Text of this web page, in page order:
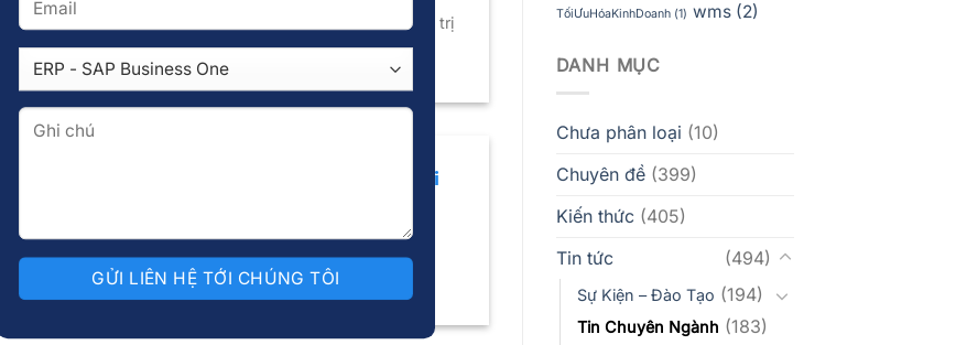
Trong bối cảnh nền kinh tế toàn cầu biến động, việc quản trị
dựa trên [...]
Xu hướng quản trị kho thông minh trong thời đại
Trong bối cảnh toàn cầu hóa và chuyển đổi số mạnh mẽ,
quản trị kho [...]
TốiƯuHóaKinhDoanh(1) wms(2)
DANH MỤC
Chưa phân loại (10)
Chuyên đề(399)
Kiến thức(405)
Tin tức
(494)
Sự Kiện – Đào Tạo (194)
Tin Chuyên Ngành (183)